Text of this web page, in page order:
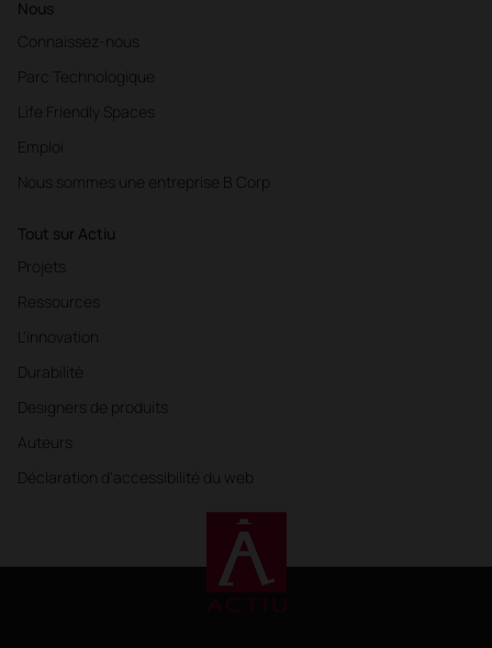
Nous
Connaissez-nous
Parc Technologique
Life Friendly Spaces
Emploi
Nous sommes une entreprise B Corp
Tout sur Actiu
Projets
Ressources
L'innovation
Durabilité
Designers de produits
Auteurs
Déclaration d'accessibilité du web